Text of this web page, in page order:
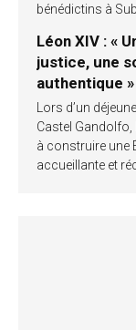
bénédictins à
Léon XIV : «
justice, une
authentique »
Lors d’un
Castel Gandolfo,
à construire une
accueillante et